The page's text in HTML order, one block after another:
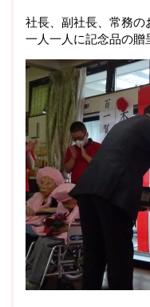
社長、副社長、常務の
一人一人に記念品の贈